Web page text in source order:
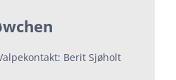
Berit Sjøholt